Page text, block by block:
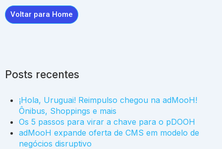
Posts recentes
¡Hola, Uruguai! Reimpulso chegou na adMooH!
Ônibus, Shoppings e mais
Os 5 passos para virar a chave para o pDOOH
adMooH expande oferta de CMS em modelo de
negócios disruptivo
Voltar para Home